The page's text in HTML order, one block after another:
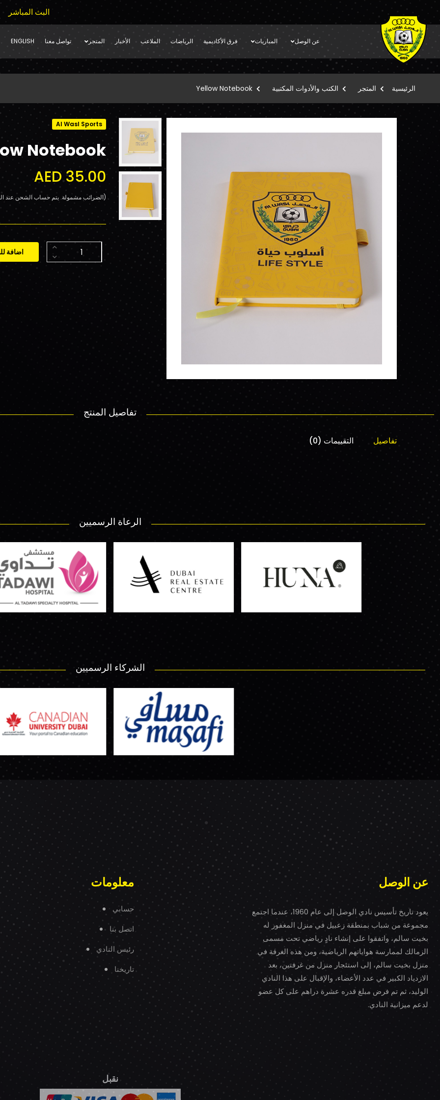
البث المباشر
عن الوصل المباريات فرق الأكاديمية الرياضات الملاعب الأخبار المتجر تواصل معنا ENGLISH
الرئيسية المتجر الكتب والأدوات المكتبية Yellow Notebook
Al Wasl Sports
Notebook
AED 35.00
(الضرائب مشمولة. يتم حساب الشحن عند
اضافة
تفاصيل المنتج
تفاصيل التقييمات (0)
الرعاة الرسميين
الشركاء الرسميين
عن الوصل
يعود تاريخ تأسيس نادي الوصل إلى عام 1960، عندما اجتمع
مجموعة من شباب بمنطقة زعبيل في منزل المغفور له
بخيت سالم، واتفقوا على إنشاء نادٍ رياضي تحت مسمى
الزمالك لممارسة هواياتهم الرياضية، ومن هذه الغرفة في
منزل بخيت سالم، إلى استئجار منزل من غرفتين، بعد
الازدياد الكبير في عدد الأعضاء، والإقبال على هذا النادي
الوليد، ثم تم فرض مبلغ قدره عشرة دراهم على كل عضو
لدعم ميزانية النادي.
معلومات
حسابي
اتصل بنا
رئيس النادي
تاريخنا
نقبل